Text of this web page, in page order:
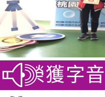
字音字